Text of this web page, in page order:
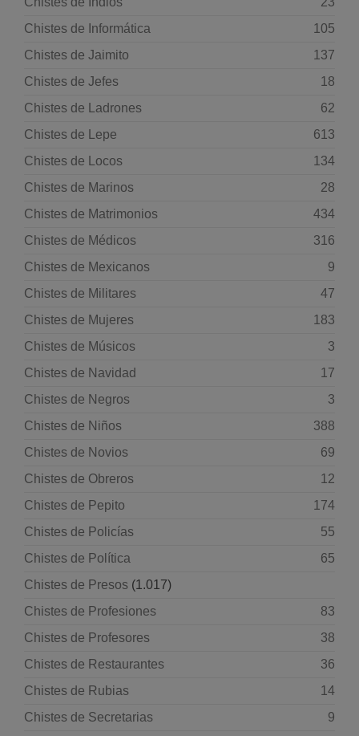
Chistes de Informática
105
Chistes de Jaimito
137
Chistes de Jefes
18
Chistes de Ladrones
62
Chistes de Lepe
613
Chistes de Locos
134
Chistes de Marinos
28
Chistes de Matrimonios
434
Chistes de Médicos
316
Chistes de Mexicanos
9
Chistes de Militares
47
Chistes de Mujeres
183
Chistes de Músicos
3
Chistes de Navidad
17
Chistes de Negros
3
Chistes de Niños
388
Chistes de Novios
69
Chistes de Obreros
12
Chistes de Pepito
174
Chistes de Policías
55
Chistes de Política
65
Chistes de Presos (1.017)
Chistes de Profesiones
83
Chistes de Profesores
38
Chistes de Restaurantes
36
Chistes de Rubias
14
Chistes de Secretarias
9